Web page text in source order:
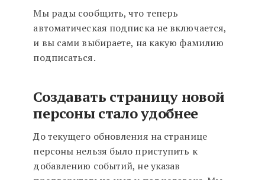
Мы рады сообщить, что теперь
автоматическая подписка не включается,
и вы сами выбираете, на какую фамилию
подписаться.
Создавать страницу новой
персоны стало удобнее
До текущего обновления на странице
персоны нельзя было приступить к
добавлению событий, не указав